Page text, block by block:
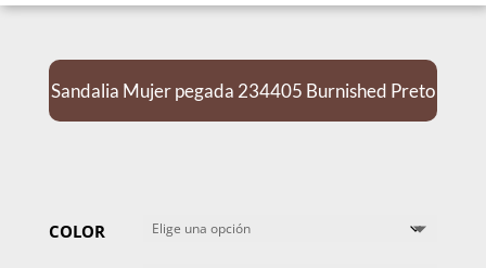
Sandalia Mujer pegada 234405 Burnished Preto
COLOR